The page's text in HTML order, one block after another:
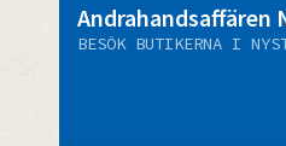
Andrahandsaffären
BESÖK BUTIKERNA I